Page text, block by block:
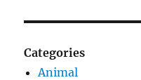
Categories
Animal